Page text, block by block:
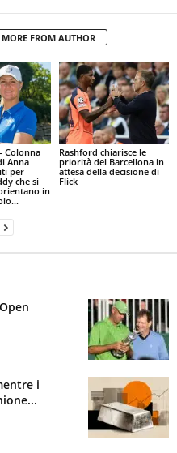
MORE FROM AUTHOR
Colonna
Anna
per
che si
in
Rashford chiarisce le
priorità del Barcellona in
attesa della decisione di
Flick
i